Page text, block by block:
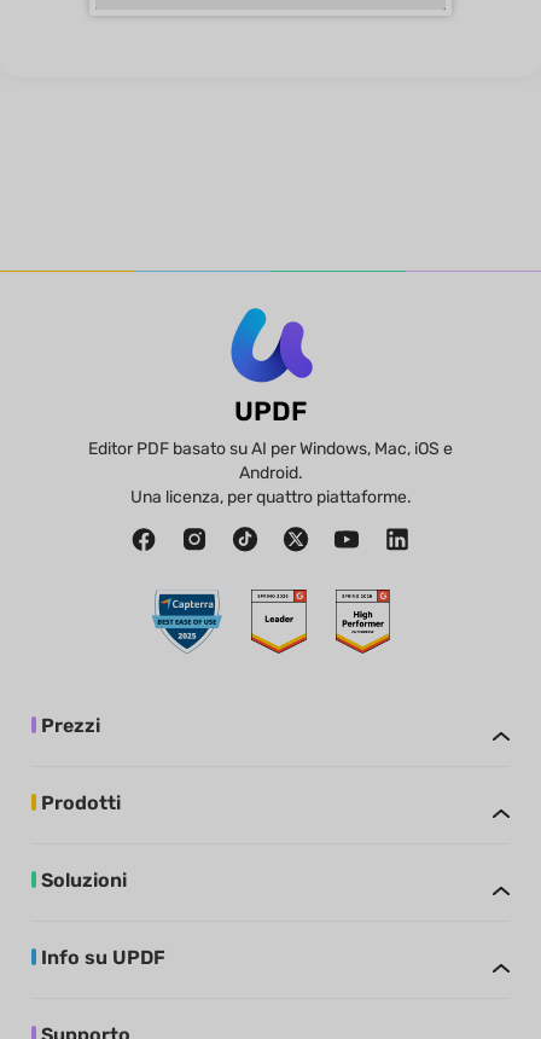
UPDF
Editor PDF basato su AI per Windows, Mac, iOS e
Android.
Una licenza, per quattro piattaforme.
Prezzi
Prodotti
Soluzioni
Info su UPDF